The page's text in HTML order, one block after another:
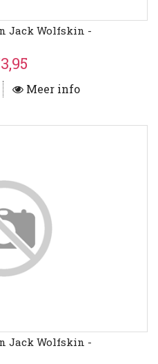
Jack Wolfskin -
Meer info
Jack Wolfskin -